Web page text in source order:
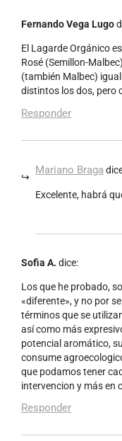
Fernando Vega Lugo
El Lagarde Orgánico
Rosé (Semillon-
(también Malbec)
distintos los dos, pero
Responder
Mariano Braga
Excelente, habrá
Sofia A. dice:
Los que he probado,
«diferente», y no por
términos que se
así como más
potencial aromático,
consume
que podamos tener
intervencion y más en
Responder